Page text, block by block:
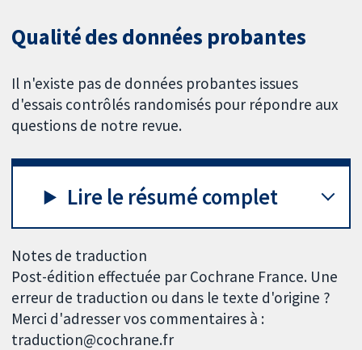
Qualité des données probantes
Il n'existe pas de données probantes issues
d'essais contrôlés randomisés pour répondre aux
questions de notre revue.
Lire le résumé complet
Notes de traduction
Post-édition effectuée par Cochrane France. Une
erreur de traduction ou dans le texte d'origine ?
Merci d'adresser vos commentaires à :
traduction@cochrane.fr